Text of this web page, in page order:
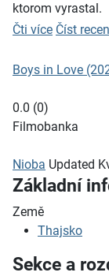
ktorom vyrastal.
Čti více Číst
Boys in Love
0.0 (0)
Filmobanka
Nioba Updated
Základní
Země
Thajsko
Sekce a